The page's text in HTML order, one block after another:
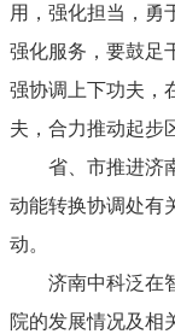
用，强化担当，勇
强化服务，要鼓足
强协调上下功夫，
夫，合力推动起步
省、市推进济
动能转换协调处有
动。
济南中科泛在
院的发展情况及相